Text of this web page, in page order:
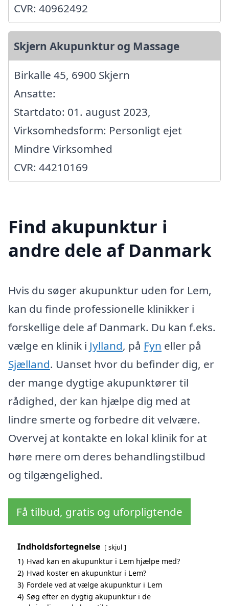
CVR: 40962492
Skjern Akupunktur og Massage
Birkalle 45, 6900 Skjern
Ansatte:
Startdato: 01. august 2023,
Virksomhedsform: Personligt ejet
Mindre Virksomhed
CVR: 44210169
Find akupunktur i
andre dele af Danmark
Hvis du søger akupunktur uden for Lem,
kan du finde professionelle klinikker i
forskellige dele af Danmark. Du kan f.eks.
vælge en klinik i Jylland, på Fyn eller på
Sjælland. Uanset hvor du befinder dig, er
der mange dygtige akupunktører til
rådighed, der kan hjælpe dig med at
lindre smerte og forbedre dit velvære.
Overvej at kontakte en lokal klinik for at
høre mere om deres behandlingstilbud
og tilgængelighed.
Få tilbud, gratis og uforpligtende
Indholdsfortegnelse skjul
1) Hvad kan en akupunktur i Lem hjælpe med?
2) Hvad koster en akupunktur i Lem?
3) Fordele ved at vælge akupunktur i Lem
4) Søg efter en dygtig akupunktur i de